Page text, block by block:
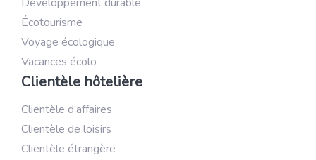
Écotourisme
Voyage écologique
Vacances écolo
Clientèle hôtelière
Clientèle d’affaires
Clientèle de loisirs
Clientèle étrangère